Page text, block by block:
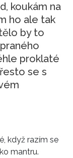
koukám na
ho ale tak
by to
proklaté
se s
když razím se
mantru.